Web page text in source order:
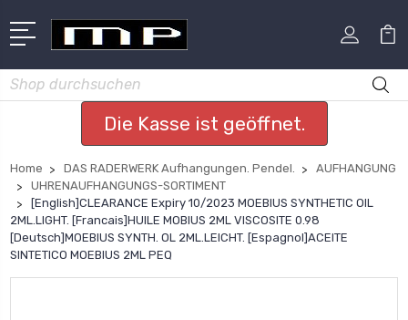
Suchen
Die Kasse ist geöffnet.
Home DAS RADERWERK Aufhangungen. Pendel.
AUFHANGUNG
UHRENAUFHANGUNGS-SORTIMENT
[English]CLEARANCE Expiry 10/2023 MOEBIUS SYNTHETIC OIL
2ML.LIGHT. [Francais]HUILE MOBIUS 2ML VISCOSITE 0.98
[Deutsch]MOEBIUS SYNTH. OL 2ML.LEICHT. [Espagnol]ACEITE
SINTETICO MOEBIUS 2ML PEQ